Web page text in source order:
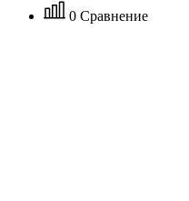
0 Сравнение